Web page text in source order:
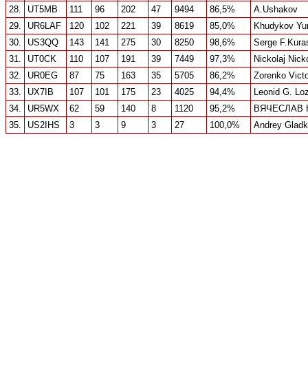
28.
UT5MB 111 96 202 47 9494 86,5%
A.Ushakov
29.
UR6LAF 120 102 221 39 8619 85,0%
Khudykov
30.
US3QQ 143 141 275 30 8250 98,6%
Serge
31.
UT0CK 110 107 191 39 7449 97,3%
Nickolaj
32.
UR0EG 87 75 163 35 5705 86,2%
Zorenko
33.
UX7IB 107 101 175 23 4025 94,4%
Leonid G.
34.
UR5WX 62 59 140 8 1120 95,2%
ВЯЧЕСЛАВ
35.
US2IHS 3 3 9 3 27 100,0% Andrey